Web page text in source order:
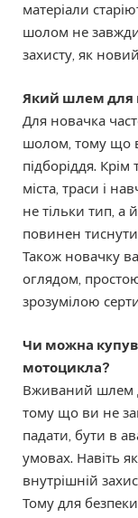
матеріали
шолом не завжди
захисту, як
Який шлем для
Для новачка
шолом, тому що
підборіддя. Крім
міста, траси і
не тільки тип,
повинен
Також новачку
оглядом,
зрозумілою
Чи можна
мотоцикла?
Вживаний шлем
тому що ви не
падати, бути в
умовах. Навіть
внутрішній
Тому для